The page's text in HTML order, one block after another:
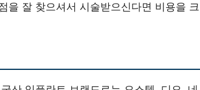
을 잘 찾으셔서 시술받으신다면 비용을 크